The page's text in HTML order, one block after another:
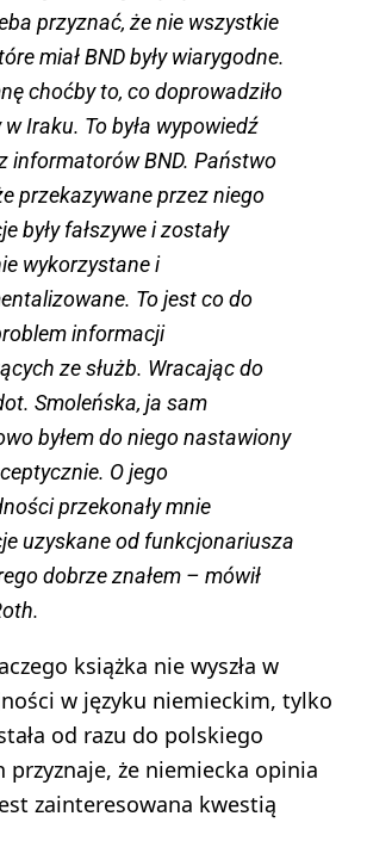
przyznać, że nie wszystkie
miał BND były wiarygodne.
choćby to, co doprowadziło
Iraku. To była wypowiedź
informatorów BND. Państwo
przekazywane przez niego
były fałszywe i zostały
wykorzystane i
To jest co do
informacji
ze służb. Wracając do
Smoleńska, ja sam
byłem do niego nastawiony
O jego
przekonały mnie
uzyskane od funkcjonariusza
dobrze znałem – mówił
książka nie wyszła w
w języku niemieckim, tylko
od razu do polskiego
przyznaje, że niemiecka opinia
zainteresowana kwestią